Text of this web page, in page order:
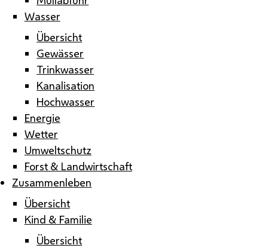
Wasser
Übersicht
Gewässer
Trinkwasser
Kanalisation
Hochwasser
Energie
Wetter
Umweltschutz
Forst & Landwirtschaft
Zusammenleben
Übersicht
Kind & Familie
Übersicht